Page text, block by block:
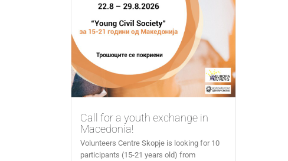
Call for a youth exchange in
Macedonia!
Volunteers Centre Skopje is looking for 10
participants (15-21 years old) from